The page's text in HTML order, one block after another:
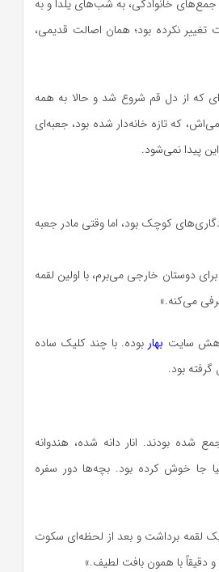
جمع‌های خانوادگی، به شب‌های یلدا و به
نکرده بود؛ همان اصالت قدیمی،
از دل قم شروع شد و حالا به همه
که تازه خانه‌دار شده بود، جعبه‌ای
پیدا نمی‌شود.
کوچک بود، اما وقتی مادر جعبه
دوستان خارجی می‌برم، با اولین لقمه
می‌کنه.»
سایت بهار بوده. با چند کلیک ساده
بود.
شده بودند. انار دانه شده، هندوانه
جا خوش کرده بود. بچه‌ها دور سفره
یک لقمه برداشت و بعد از لحظه‌ای سکوت
با همون بافت لطیف.»